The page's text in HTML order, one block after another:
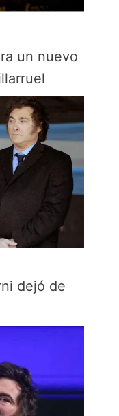
un nuevo
dejó de